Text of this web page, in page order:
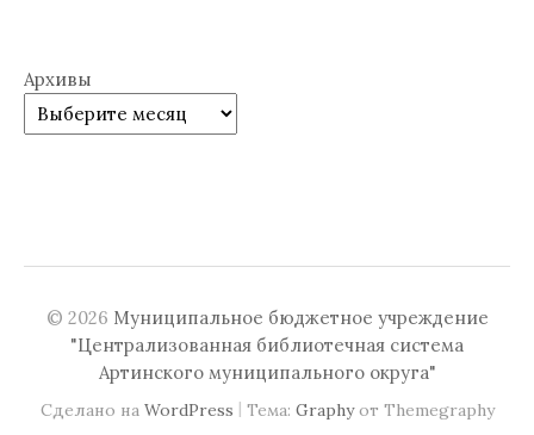
Архивы
© 2026 Муниципальное бюджетное учреждение
"Централизованная библиотечная система
Артинского муниципального округа"
Сделано на WordPress | Тема: Graphyот Themegraphy